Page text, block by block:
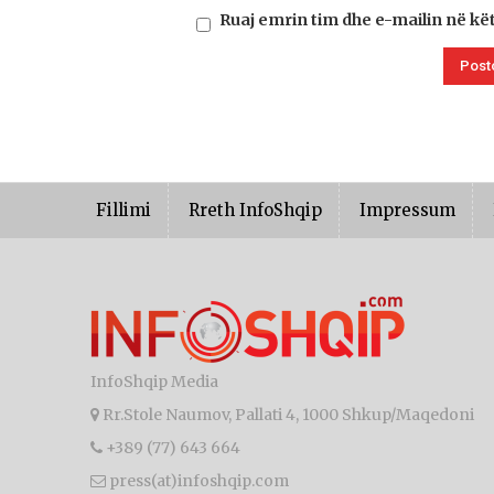
Ruaj emrin tim dhe e-mailin në
Fillimi Rreth InfoShqip Impressum
InfoShqip Media
Rr.Stole Naumov, Pallati 4, 1000 Shkup/Maqedoni
+389 (77) 643 664
press(at)infoshqip.com